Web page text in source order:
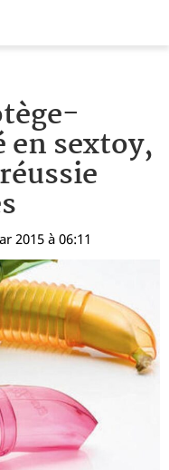
en sextoy,
2015 à 06:11